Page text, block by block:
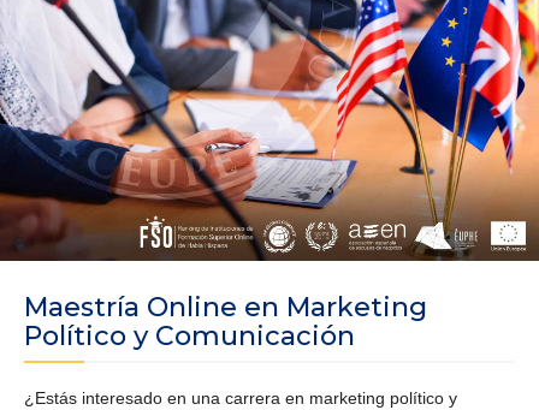
Maestría Online en Marketing
Político y Comunicación
¿Estás interesado en una carrera en marketing político y